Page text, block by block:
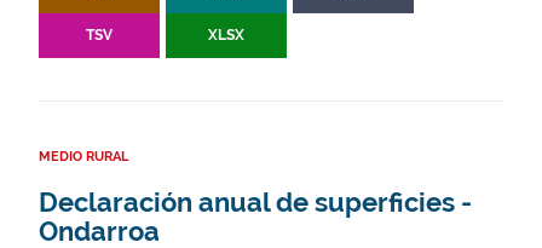
TSV XLSX
MEDIO RURAL
Declaración anual de superficies -
Ondarroa